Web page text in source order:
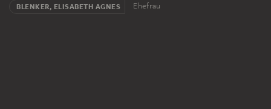
BLENKER, ELISABETH AGNES Ehefrau